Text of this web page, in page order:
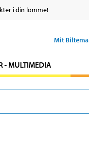
i din lomme!
Mit Biltema
- MULTIMEDIA